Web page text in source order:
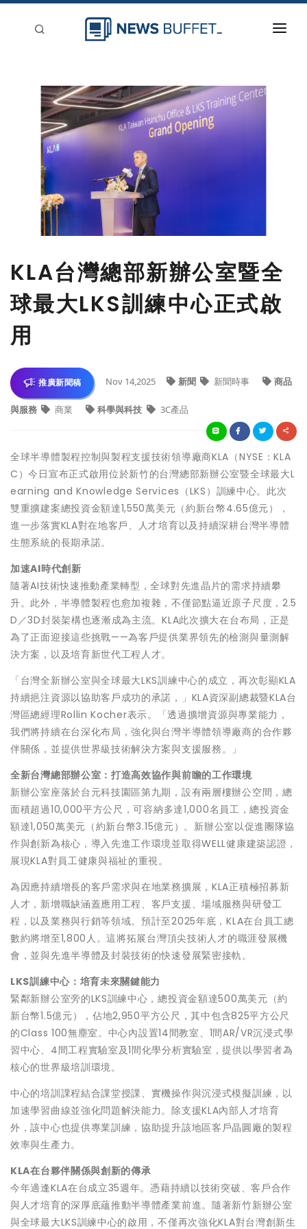
新聞稿分類
登入
刊登
KLA台灣總部新辦公室暨全
球最大LKS訓練中心正式啟
用
推廣新聞稿 Nov 14,2025 新聞 新聞時事 商品
與服務 商業 科學與科技 3C產品
全球半導體製程控制與製程支援技術領導廠商KLA（NYSE：KLA
C）今日宣布正式啟用位於新竹的台灣總部新辦公室暨全球最大L
earning and Knowledge Services（LKS）訓練中心。此次
雙重擴建案總投資金額達1,550萬美元（約新台幣4.65億元），
進一步落實KLA對在地客戶、人才培育以及持續深耕台灣半導體
生態系統的長期承諾。
加速AI時代創新
隨著AI技術快速推動產業轉型，全球對先進晶片的需求持續攀
升。此外，半導體製程也愈加複雜，不僅節點逼近原子尺度，2.5
D／3D封裝架構也逐漸成為主流。KLA此次擴大在台布局，正是
為了正面迎接這些挑戰——為客戶提供業界領先的檢測與量測解
決方案，以及培育新世代工程人才。
「台灣全新辦公室與全球最大LKS訓練中心的成立，再次彰顯KLA
持續挹注資源以協助客戶成功的承諾，」KLA資深副總裁暨KLA台
灣區總經理Rollin Kocher表示。「透過擴增資源與專業能力，
我們將持續在台深化布局，強化與台灣半導體領導廠商的合作夥
伴關係，並提供世界級技術解決方案與支援服務。」
全新台灣總部辦公室：打造高效協作與前瞻的工作環境
新辦公室座落於台元科技園區第九期，設有兩層樓辦公空間，總
面積超過10,000平方公尺，可容納多達1,000名員工，總投資金
額達1,050萬美元（約新台幣3.15億元）。新辦公室以促進團隊協
作與創新為核心，導入先進工作環境並取得WELL健康建築認證，
展現KLA對員工健康與福祉的重視。
為因應持續增長的客戶需求與在地業務擴展，KLA正積極招募新
人才，新增職缺涵蓋應用工程、客戶支援、場域服務與研發工
程，以及業務與行銷等領域。預計至2025年底，KLA在台員工總
數約將增至1,800人。這將拓展台灣頂尖技術人才的職涯發展機
會，並與先進半導體及封裝技術的快速發展緊密接軌。
LKS訓練中心：培育未來關鍵能力
緊鄰新辦公室旁的LKS訓練中心，總投資金額達500萬美元（約
新台幣1.5億元），佔地2,950平方公尺，其中包含825平方公尺
的Class 100無塵室。中心內設置14間教室、1間AR/VR沉浸式學
習中心、4間工程實驗室及1間化學分析實驗室，提供以學習者為
核心的世界級培訓環境。
中心的培訓課程結合課堂授課、實機操作與沉浸式模擬訓練，以
加速學習曲線並強化問題解決能力。除支援KLA內部人才培育
外，該中心也提供專業訓練，協助提升該地區客戶晶圓廠的製程
效率與生產力。
KLA在台夥伴關係與創新的傳承
今年適逢KLA在台成立35週年。憑藉持續以技術突破、客戶合作
與人才培育的深厚底蘊推動半導體產業前進。隨著新竹新辦公室
與全球最大LKS訓練中心的啟用，不僅再次強化KLA對台灣創新生